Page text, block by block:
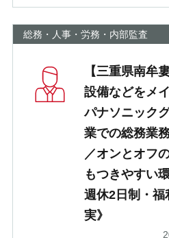
総務・人事・労務・内部監査
【三重県南牟
設備などをメ
パナソニック
業での総務業
／オンとオフ
もつきやすい
週休2日制・福
実》